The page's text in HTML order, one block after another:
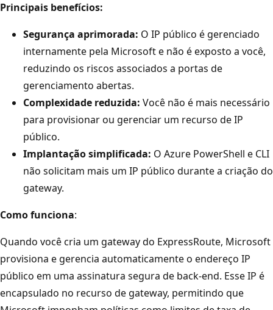
Principais benefícios:
Segurança aprimorada: O IP público é gerenciado
internamente pela Microsoft e não é exposto a você,
reduzindo os riscos associados a portas de
gerenciamento abertas.
Complexidade reduzida: Você não é mais necessário
para provisionar ou gerenciar um recurso de IP
público.
Implantação simplificada: O Azure PowerShell e CLI
não solicitam mais um IP público durante a criação do
gateway.
Como funciona:
Quando você cria um gateway do ExpressRoute, Microsoft
provisiona e gerencia automaticamente o endereço IP
público em uma assinatura segura de back-end. Esse IP é
encapsulado no recurso de gateway, permitindo que